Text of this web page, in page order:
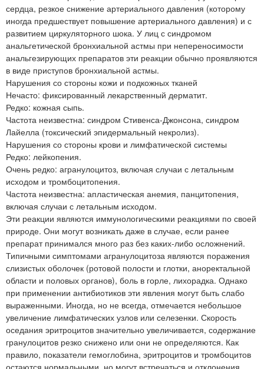
сердца, резкое снижение артериального давления (которому
иногда предшествует повышение артериального давления) и с
развитием циркуляторного шока. У лиц с синдромом
анальгетической бронхиальной астмы при непереносимости
анальгезирующих препаратов эти реакции обычно проявляются
в виде приступов бронхиальной астмы.
Нарушения со стороны кожи и подкожных тканей
Нечасто: фиксированный лекарственный дерматит.
Редко: кожная сыпь.
Частота неизвестна: синдром Стивенса-Джонсона, синдром
Лайелла (токсический эпидермальный некролиз).
Нарушения со стороны крови и лимфатической системы
Редко: лейкопения.
Очень редко: агранулоцитоз, включая случаи с летальным
исходом и тромбоцитопения.
Частота неизвестна: апластическая анемия, панцитопения,
включая случаи с летальным исходом.
Эти реакции являются иммунологическими реакциями по своей
природе. Они могут возникать даже в случае, если ранее
препарат принимался много раз без каких-либо осложнений.
Типичными симптомами агранулоцитоза являются поражения
слизистых оболочек (ротовой полости и глотки, аноректальной
области и половых органов), боль в горле, лихорадка. Однако
при применении антибиотиков эти явления могут быть слабо
выраженными. Иногда, но не всегда, отмечается небольшое
увеличение лимфатических узлов или селезенки. Скорость
оседания эритроцитов значительно увеличивается, содержание
гранулоцитов резко снижено или они не определяются. Как
правило, показатели гемоглобина, эритроцитов и тромбоцитов
остаются нормальными, но могут встречаться и отклонения.